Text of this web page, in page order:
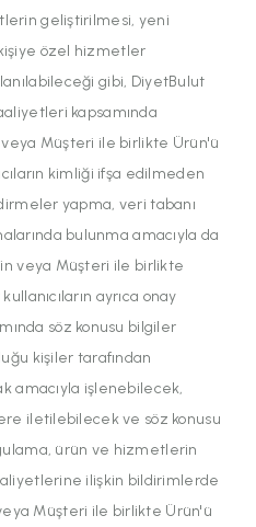
geliştirilmesi, yeni
özel hizmetler
gibi, DiyetBulut
kapsamında
Müşteri ile birlikte Ürün'ü
kimliği ifşa edilmeden
yapma, veri tabanı
bulunma amacıyla da
veya Müşteri ile birlikte
ayrıca onay
söz konusu bilgiler
kişiler tarafından
amacıyla işlenebilecek,
iletilebilecek ve söz konusu
ürün ve hizmetlerin
ilişkin bildirimlerde
Müşteri ile birlikte Ürün'ü